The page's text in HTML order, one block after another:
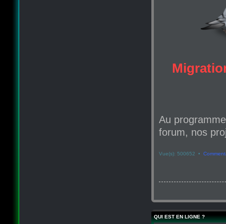
Au
forum, nos
Vue(s): 500652 •
QUI EST EN LIGNE ?